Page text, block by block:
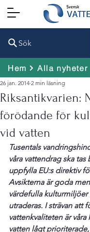
Sök
Hem Alla nyheter
Riksantikvarien:
förödande för
vid vatten
26 jan. 2014 2 min läsning
Tusentals
våra vattendrag ska
uppfylla EU:s direktiv
Avsikterna är goda
värdefulla kulturmiljöer
utraderas. I strävan att
vattenkvaliteten är
vatten lågt